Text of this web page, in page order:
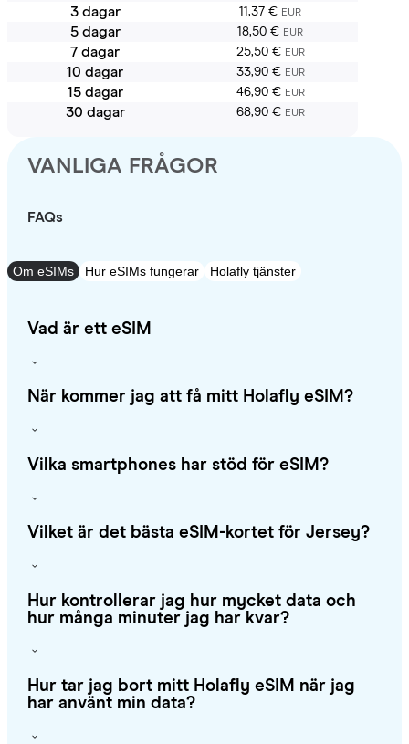
3 dagar 11,37 € EUR
5 dagar 18,50 € EUR
7 dagar 25,50 € EUR
10 dagar 33,90 € EUR
15 dagar 46,90 € EUR
30 dagar 68,90 € EUR
VANLIGA FRÅGOR
FAQs
Om eSIMs Hur eSIMs fungerar Holafly tjänster
Vad är ett eSIM
När kommer jag att få mitt Holafly eSIM?
Vilka smartphones har stöd för eSIM?
Vilket är det bästa eSIM-kortet för Jersey?
Hur kontrollerar jag hur mycket data och
hur många minuter jag har kvar?
Hur tar jag bort mitt Holafly eSIM när jag
har använt min data?